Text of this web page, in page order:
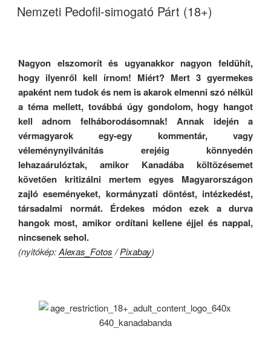
A
ON
Nemzeti Pedofil-simogató Párt (18+)
Nagyon elszomorít és ugyanakkor nagyon feldühít,
hogy ilyenről kell írnom! Miért? Mert 3 gyermekes
apaként nem tudok és nem is akarok elmenni szó nélkül
a téma mellett, továbbá úgy gondolom, hogy hangot
kell adnom felháborodásomnak! Annak idején a
vérmagyarok egy-egy kommentár, vagy
véleménynyilvánítás erejéig könnyedén
lehazaárulóztak, amikor Kanadába költözésemet
követően kritizálni mertem egyes Magyarországon
zajló eseményeket, kormányzati döntést, intézkedést,
társadalmi normát. Érdekes módon ezek a durva
hangok most, amikor ordítani kellene éjjel és nappal,
nincsenek sehol.
(nyitókép:Alexas_Fotos/Pixabay)